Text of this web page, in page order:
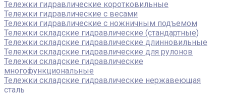
Тележки гидравлические коротковильные
Тележки гидравлические с весами
Тележки гидравлические с ножничным подъемом
Тележки складские гидравлические (стандартные)
Тележки складские гидравлические длинновильные
Тележки складские гидравлические для рулонов
Тележки складские гидравлические
многофункциональные
Тележки складские гидравлические нержавеющая
сталь